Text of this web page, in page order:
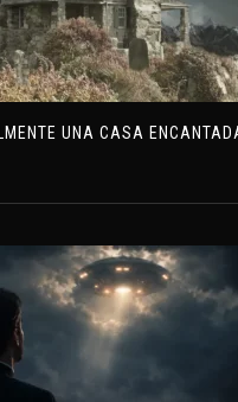
UNA CASA